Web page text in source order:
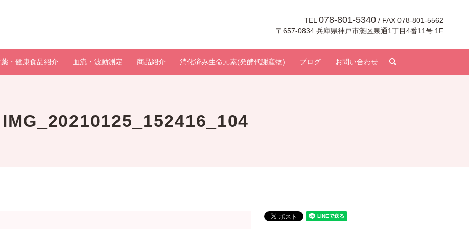
TEL 078-801-5340 / FAX 078-801-5562
〒657-0834 兵庫県神戸市灘区泉通1丁目4番11号 1F
・健康食品紹介 血流・波動測定 商品紹介 消化済み生命元素(発酵代謝産物) ブログ お問い合わせ
IMG_20210125_152416_104